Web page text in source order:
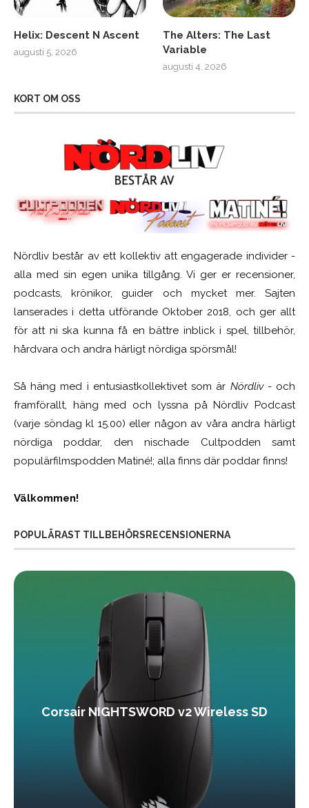
Helix: Descent N Ascent
augusti 5, 2026
The Alters: The Last
Variable
augusti 4, 2026
KORT OM OSS
Nördliv består av ett kollektiv att engagerade individer -
alla med sin egen unika tillgång. Vi ger er recensioner,
podcasts, krönikor, guider och mycket mer. Sajten
lanserades i detta utförande Oktober 2018, och ger allt
för att ni ska kunna få en bättre inblick i spel, tillbehör,
hårdvara och andra härligt nördiga spörsmål!
Så häng med i entusiastkollektivet som är Nördliv- och
framförallt, häng med och lyssna på Nördliv Podcast
(varje söndag kl 15.00) eller någon av våra andra härligt
nördiga poddar, den nischade Cultpodden samt
populärfilmspodden Matiné!; alla finns där poddar finns!
Välkommen!
POPULÄRAST TILLBEHÖRSRECENSIONERNA
Corsair NIGHTSWORD v2 Wireless SD